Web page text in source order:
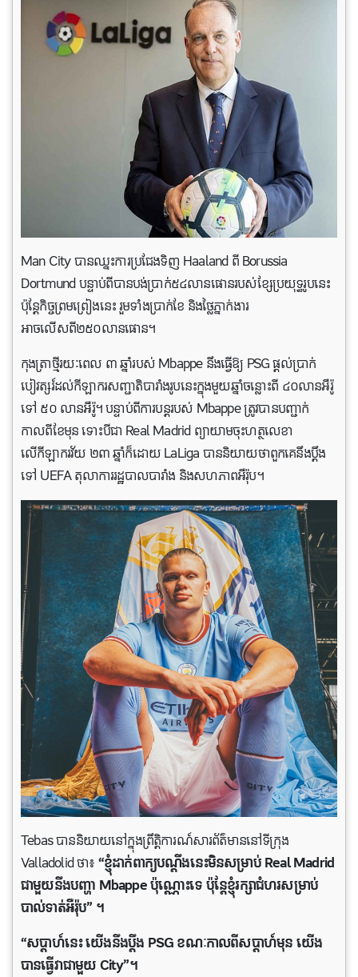
Man City បានឈ្នះការប្រជែងទិញ Haaland ពី Borussia
Dortmund បន្ទាប់ពីបានបង់ប្រាក់៥៤លានផោនរបស់ខ្សែប្រយុទ្ធរូបនេះ
ប៉ុន្តែកិច្ចព្រមព្រៀងនេះ រួមទាំងប្រាក់ខែ និងថ្លៃភ្នាក់ងារ
អាចលើសពី២៥០លានផោន។
កុងត្រាថ្មីរយៈពេល ៣ ឆ្នាំរបស់ Mbappe នឹងធ្វើឱ្យ PSG ផ្តល់ប្រាក់
បៀវត្សរ៍ដល់កីឡាករសញ្ជាតិបារាំងរូបនេះក្នុងមួយឆ្នាំចន្លោះពី ៤០លានអឺរ៉ូ
ទៅ ៥០ លានអឺរ៉ូ។ បន្ទាប់ពីការបន្តរបស់ Mbappe ត្រូវបានបញ្ជាក់
កាលពីខែមុន ទោះបីជា Real Madrid ព្យាយាមចុះហត្ថលេខា
លើកីឡាករវ័យ ២៣ ឆ្នាំក៏ដោយ LaLiga បាននិយាយថាពួកគេនឹងប្តឹង
ទៅ UEFA តុលាការរដ្ឋបាលបារាំង និងសហភាពអឺរ៉ុប។
Tebas បាននិយាយនៅក្នុងព្រឹត្តិការណ៍សារព័ត៌មាននៅទីក្រុង
Valladolid ថា៖“ខ្ញុំដាក់ពាក្យបណ្ដឹងនេះមិនសម្រាប់ Real Madrid
ជាមួយនឹងបញ្ហា Mbappe ប៉ុណ្ណោះទេ ប៉ុន្តែខ្ញុំរក្សាជំហរសម្រាប់
បាល់ទាត់អឺរ៉ុប” ។
“សប្តាហ៍នេះ យើងនឹងប្តឹង PSG ខណៈកាលពីសប្តាហ៍មុន យើង
បានធ្វើវាជាមួយ City”។